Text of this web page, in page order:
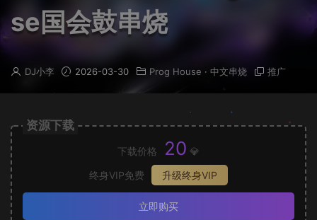
se国会鼓串烧
DJ小李 2026-03-30 Prog House · 中文串烧 推广
资源下载
下载价格 20 💎
终身VIP免费
升级终身VIP
立即购买